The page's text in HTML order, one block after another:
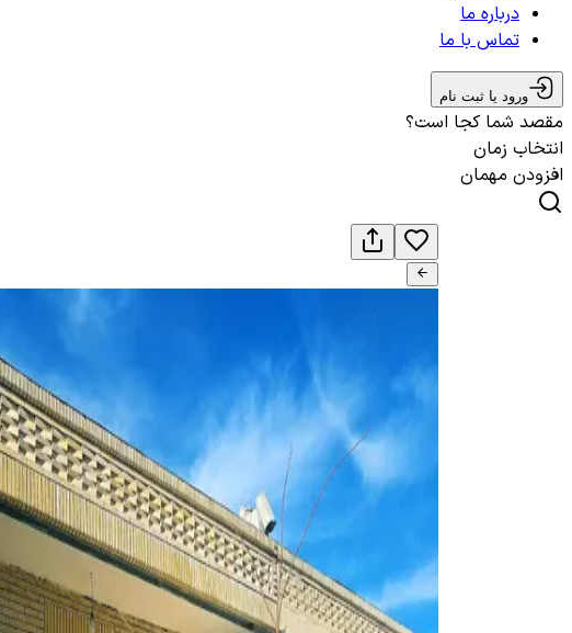
درباره ما
تماس با ما
ورود یا ثبت نام
مقصد شما کجا است؟
انتخاب زمان
افزودن مهمان